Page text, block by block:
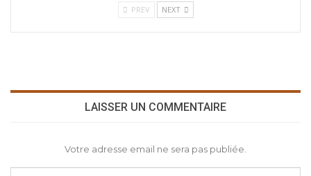
PREV NEXT
LAISSER UN COMMENTAIRE
Votre adresse email ne sera pas publiée.